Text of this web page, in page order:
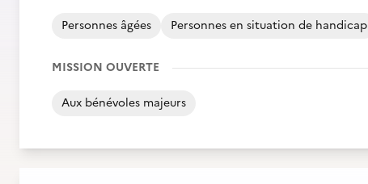
Personnes âgées Personnes en situation de handicap
MISSION OUVERTE
Aux bénévoles majeurs